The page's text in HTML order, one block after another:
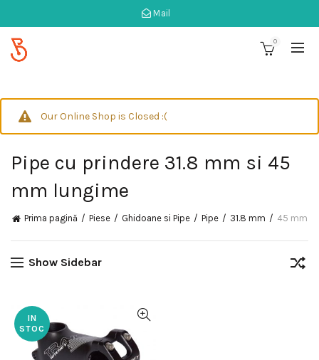
Mail
0
Our Online Shop is Closed :(
Pipe cu prindere 31.8 mm si 45
mm lungime
Prima pagină Piese Ghidoane si Pipe Pipe 31.8 mm 45 mm
Show Sidebar
IN
STOC